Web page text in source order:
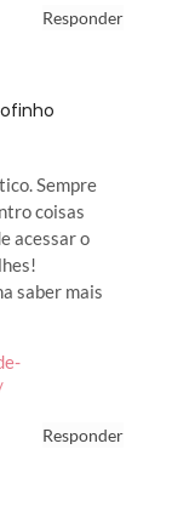
Responder
Sempre
coisas
acessar o
saber mais
Responder